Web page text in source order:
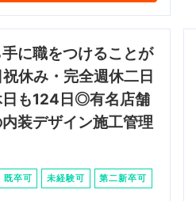
に職をつけることが
休み・完全週休二日
日も124日◎有名店舗
装デザイン施工管理
既卒可 未経験可 第二新卒可